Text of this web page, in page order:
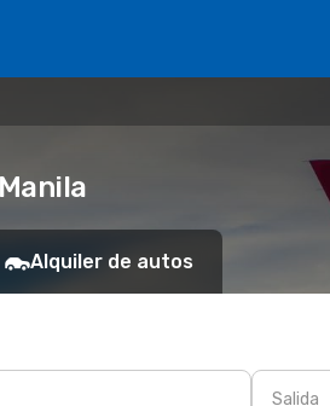
Alquiler de autos
Salida